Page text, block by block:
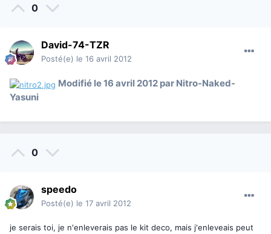
0
David-74-TZR
Posté(e) le 16 avril 2012
Modifié le 16 avril 2012 par Nitro-Naked-
Yasuni
0
speedo
Posté(e) le 17 avril 2012
je serais toi, je n'enleverais pas le kit deco, mais j'enleveais peut